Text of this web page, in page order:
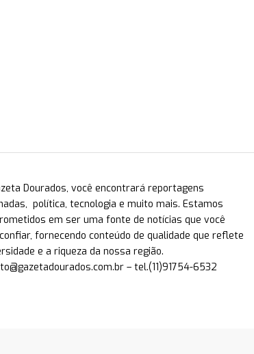
Dourados, você encontrará reportagens
política, tecnologia e muito mais. Estamos
em ser uma fonte de notícias que você
fornecendo conteúdo de qualidade que reflete
e a riqueza da nossa região.
– tel.(11)91754-6532